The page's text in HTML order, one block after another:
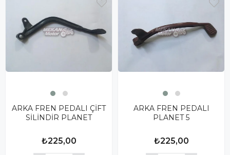
ARKA FREN PEDALI ÇİFT
SİLİNDİR PLANET
₺225,00
ARKA FREN PEDALI
PLANET 5
₺225,00